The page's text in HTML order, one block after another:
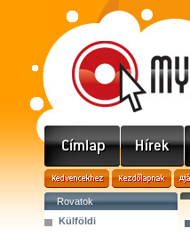
Rovatok
Külföldi